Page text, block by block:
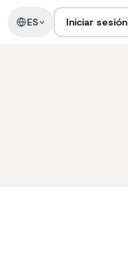
ES Iniciar sesión